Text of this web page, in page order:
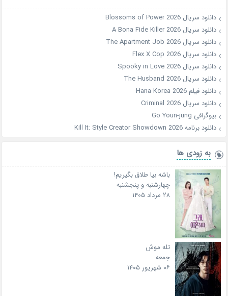
دانلود سریال Blossoms of Power 2026
دانلود سریال A Bona Fide Killer 2026
دانلود سریال The Apartment Job 2026
دانلود سریال Flex X Cop 2026
دانلود سریال Spooky in Love 2026
دانلود سریال The Husband 2026
دانلود فیلم Hana Korea 2026
دانلود سریال Criminal 2026
بیوگرافی Go Youn-jung
دانلود برنامه Kill It: Style Creator Showdown 2026
به زودی ها
باشه بیا طلاق بگیریم!
چهارشنبه و پنجشنبه
۲۸ مرداد ۱۴۰۵
تله موش
جمعه
۰۶ شهریور ۱۴۰۵